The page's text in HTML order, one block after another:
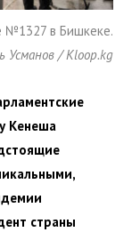
№1327 в Бишкеке.
Усманов / Kloop.kg
Кенеша
страны